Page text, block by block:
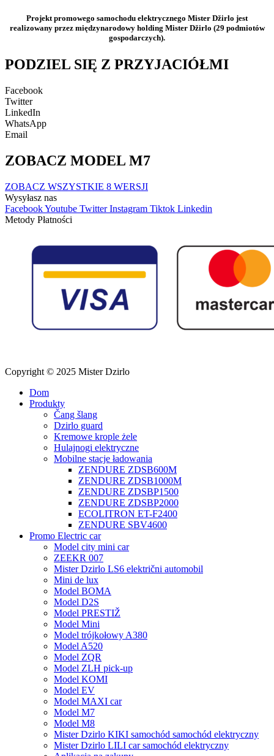
Projekt promowego samochodu elektrycznego Mister Džirlo jest
realizowany przez międzynarodowy holding Mister Džirlo (29 podmiotów
gospodarczych).
PODZIEL SIĘ Z PRZYJACIÓŁMI
Facebook
Twitter
LinkedIn
WhatsApp
Email
ZOBACZ MODEL M7
ZOBACZ WSZYSTKIE 8 WERSJI
Wysyłasz nas
FacebookYoutube Twitter Instagram Tiktok Linkedin
Metody Płatności
Copyright © 2025 Mister Dzirlo
Dom
Produkty
Čang šlang
Dzirlo guard
Kremowe krople żele
Hulajnogi elektryczne
Mobilne stacje ładowania
ZENDURE ZDSB600M
ZENDURE ZDSB1000M
ZENDURE ZDSBP1500
ZENDURE ZDSBP2000
ECOLITRON ET-F2400
ZENDURE SBV4600
Promo Electric car
Model city mini car
ZEEKR 007
Mister Dzirlo LS6 električni automobil
Mini de lux
Model BOMA
Model D2S
Model PRESTIŽ
Model Mini
Model trójkołowy A380
Model A520
Model ZQR
Model ZLH pick-up
Model KOMI
Model EV
Model MAXI car
Model M7
Model M8
Mister Dzirlo KIKI samochód samochód elektryczny
Mister Dzirlo LILI car samochód elektryczny